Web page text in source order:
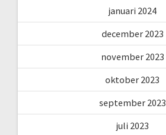
januari 2024
december 2023
november 2023
oktober 2023
september 2023
juli 2023